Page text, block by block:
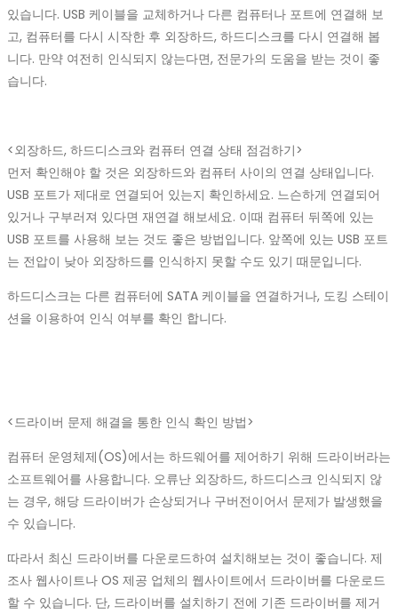
있습니다. USB 케이블을 교체하거나 다른 컴퓨터나 포트에 연결해 보
고, 컴퓨터를 다시 시작한 후 외장하드, 하드디스크를 다시 연결해 봅
니다. 만약 여전히 인식되지 않는다면, 전문가의 도움을 받는 것이 좋
습니다.
<외장하드, 하드디스크와 컴퓨터 연결 상태 점검하기>
먼저 확인해야 할 것은 외장하드와 컴퓨터 사이의 연결 상태입니다.
USB 포트가 제대로 연결되어 있는지 확인하세요. 느슨하게 연결되어
있거나 구부러져 있다면 재연결 해보세요. 이때 컴퓨터 뒤쪽에 있는
USB 포트를 사용해 보는 것도 좋은 방법입니다. 앞쪽에 있는 USB 포트
는 전압이 낮아 외장하드를 인식하지 못할 수도 있기 때문입니다.
하드디스크는 다른 컴퓨터에 SATA 케이블을 연결하거나, 도킹 스테이
션을 이용하여 인식 여부를 확인 합니다.
<드라이버 문제 해결을 통한 인식 확인 방법>
컴퓨터 운영체제(OS)에서는 하드웨어를 제어하기 위해 드라이버라는
소프트웨어를 사용합니다. 오류난 외장하드, 하드디스크 인식되지 않
는 경우, 해당 드라이버가 손상되거나 구버전이어서 문제가 발생했을
수 있습니다.
따라서 최신 드라이버를 다운로드하여 설치해보는 것이 좋습니다. 제
조사 웹사이트나 OS 제공 업체의 웹사이트에서 드라이버를 다운로드
할 수 있습니다. 단, 드라이버를 설치하기 전에 기존 드라이버를 제거